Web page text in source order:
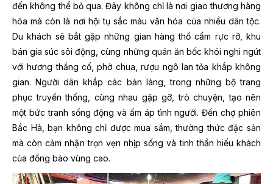
đến không thể bỏ qua. Đây không chỉ là nơi giao thương hàng
hóa mà còn là nơi hội tụ sắc màu văn hóa của nhiều dân tộc.
Du khách sẽ bắt gặp những gian hàng thổ cẩm rực rỡ, khu
bán gia súc sôi động, cùng những quán ăn bốc khói nghi ngút
với hương thắng cố, phở chua, rượu ngô lan tỏa khắp không
gian. Người dân khắp các bản làng, trong những bộ trang
phục truyền thống, cùng nhau gặp gỡ, trò chuyện, tạo nên
một bức tranh sống động và ấm áp tình người. Đến chợ phiên
Bắc Hà, bạn không chỉ được mua sắm, thưởng thức đặc sản
mà còn cảm nhận trọn vẹn nhịp sống và tinh thần hiếu khách
của đồng bào vùng cao.